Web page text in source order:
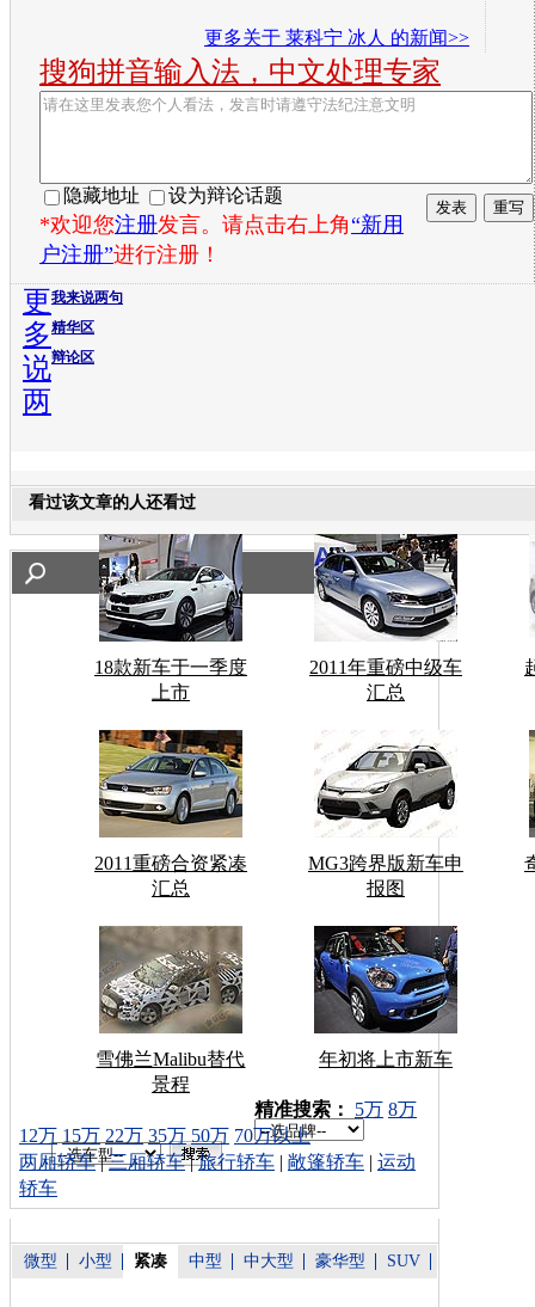
更多关于 莱科宁 冰人 的新闻>>
搜狗拼音输入法，中文处理专家
隐藏地址 设为辩论话题
*欢迎您注册发言。请点击右上角“新用
户注册”进行注册！
我来说两句
精华区
辩论区
更
多
说
两
看过该文章的人还看过
18款新车于一季度
上市
2011年重磅中级车
汇总
2011重磅合资紧凑
汇总
MG3跨界版新车申
报图
雪佛兰Malibu替代
景程
年初将上市新车
车型搜索：
精准搜索： 5万 8万
12万 15万 22万 35万 50万 70万以上
两厢轿车|三厢轿车|旅行轿车 | 敞篷轿车 | 运动
轿车
微型 小型 紧凑 中型 中大型 豪华型 SUV